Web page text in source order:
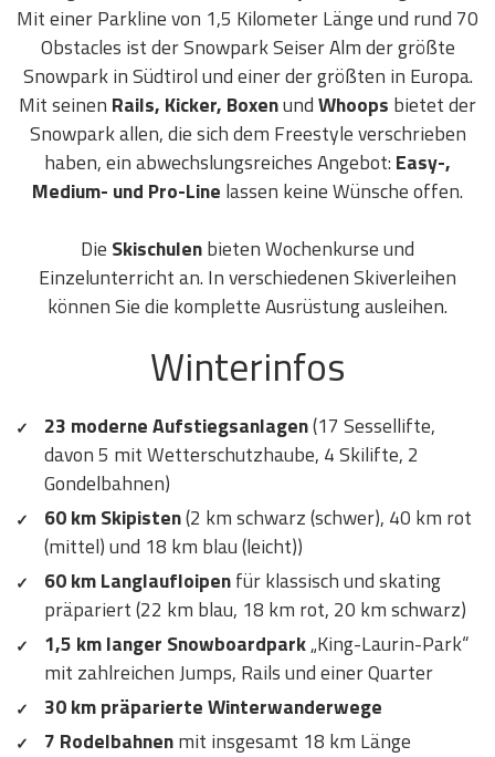
Mit einer Parkline von 1,5 Kilometer Länge und rund 70
Obstacles ist der Snowpark Seiser Alm der größte
Snowpark in Südtirol und einer der größten in Europa.
Mit seinen Rails, Kicker, BoxenundWhoops bietet der
Snowpark allen, die sich dem Freestyle verschrieben
haben, ein abwechslungsreiches Angebot: Easy-,
Medium- und Pro-Line lassen keine Wünsche offen.
Die Skischulenbieten Wochenkurse und
Einzelunterricht an. In verschiedenen Skiverleihen
können Sie die komplette Ausrüstung ausleihen.
Winterinfos
23 moderne Aufstiegsanlagen(17 Sessellifte,
davon 5 mit Wetterschutzhaube, 4 Skilifte, 2
Gondelbahnen)
60 km Skipisten(2 km schwarz (schwer), 40 km rot
(mittel) und 18 km blau (leicht))
60 km Langlaufloipenfür klassisch und skating
präpariert (22 km blau, 18 km rot, 20 km schwarz)
1,5 km langer Snowboardpark„King-Laurin-Park“
mit zahlreichen Jumps, Rails und einer Quarter
30 km präparierte Winterwanderwege
7 Rodelbahnenmit insgesamt 18 km Länge